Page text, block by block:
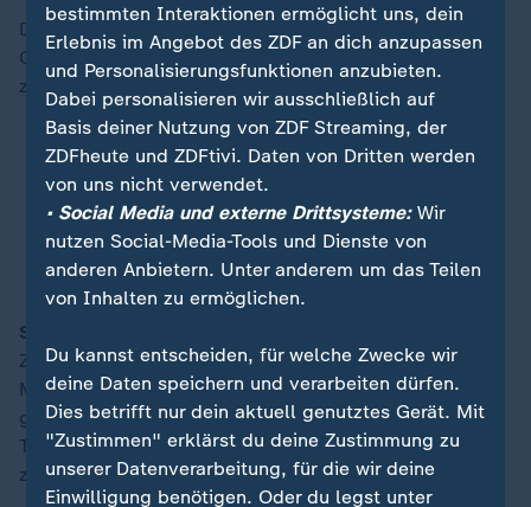
Das Treffen von Friedrich Merz und Donald Trump im
Oval Office lief harmonisch. Merz ist "außerordentlich
zufrieden".
Merz zum Besuch bei Trump : "Ich habe erwartet,
dass wir uns gut verstehen"
US-Politikexperten: Für Merz sehr gutes Ergebnis
Der Merz-Besuch bei Trump zum Nachlesen im
Blog
Streit zwischen Trump und Musk verschärft sich:
Zwischen US-Präsident Donald Trump und Tech-
Milliardär Elon Musk ist es zum offenen Bruch
gekommen. Entzündet hatte sich der Konflikt an
Trumps Steuergesetz - doch dann kamen plötzlich
zahlreiche weitere Themen auf den Tisch.
Trump und Musk: Von der Bromance zum
bestimmten Interaktionen ermöglicht uns, dein
Erlebnis im Angebot des ZDF an dich anzupassen
und Personalisierungsfunktionen anzubieten.
Dabei personalisieren wir ausschließlich auf
Basis deiner Nutzung von ZDF Streaming, der
ZDFheute und ZDFtivi. Daten von Dritten werden
von uns nicht verwendet.
• Social Media und externe Drittsysteme:Wir
nutzen Social-Media-Tools und Dienste von
anderen Anbietern. Unter anderem um das Teilen
von Inhalten zu ermöglichen.
Du kannst entscheiden, für welche Zwecke wir
deine Daten speichern und verarbeiten dürfen.
Dies betrifft nur dein aktuell genutztes Gerät. Mit
"Zustimmen" erklärst du deine Zustimmung zu
unserer Datenverarbeitung, für die wir deine
Einwilligung benötigen. Oder du legst unter